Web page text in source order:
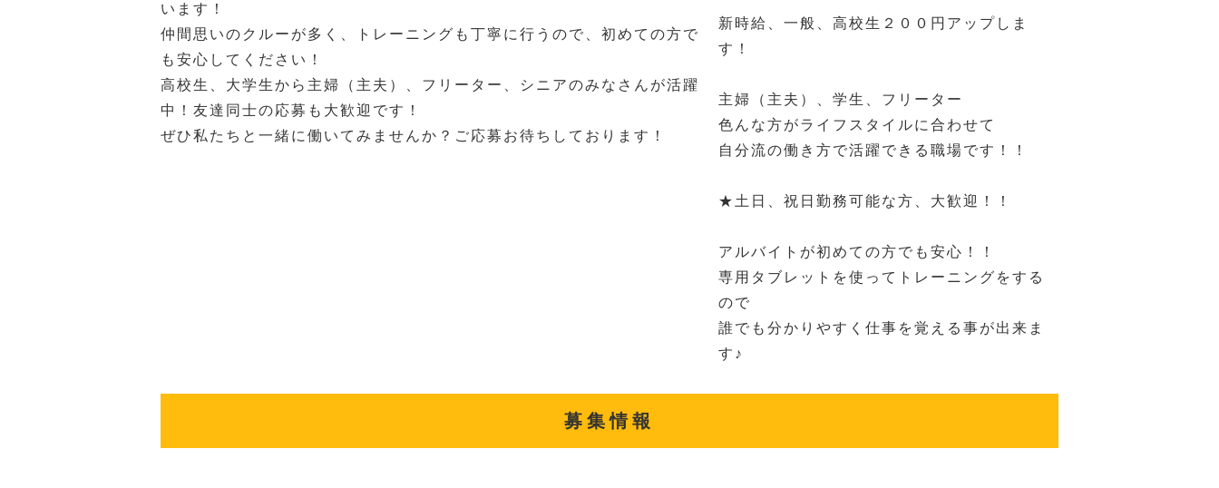
います！
仲間思いのクルーが多く、トレーニングも丁寧に行うので、初めての方で
も安心してください！
高校生、大学生から主婦（主夫）、フリーター、シニアのみなさんが活躍
中！友達同士の応募も大歓迎です！
ぜひ私たちと一緒に働いてみませんか？ご応募お待ちしております！
新時給、一般、高校生２００円アップしま
す！
主婦（主夫）、学生、フリーター
色んな方がライフスタイルに合わせて
自分流の働き方で活躍できる職場です！！
★土日、祝日勤務可能な方、大歓迎！！
アルバイトが初めての方でも安心！！
専用タブレットを使ってトレーニングをする
ので
誰でも分かりやすく仕事を覚える事が出来ま
す♪
募集情報